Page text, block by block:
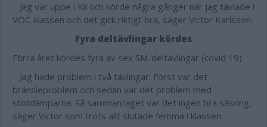
– Jag var uppe i Kil och körde några gånger när jag tävlade i
VOC-klassen och det gick riktigt bra, säger Victor Karlsson.
Fyra deltävlingar kördes
Förra året kördes fyra av sex SM-deltävlingar (covid 19).
– Jag hade problem i två tävlingar. Först var det
bränsleproblem och sedan var det problem med
stötdämparna. Så sammantaget var det ingen bra säsong,
säger Victor som trots allt slutade femma i klassen.